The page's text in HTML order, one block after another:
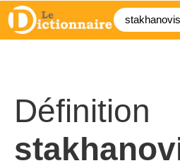
Définition